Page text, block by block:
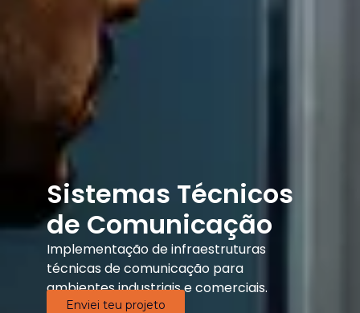
Sistemas Técnicos
de Comunicação
Implementação de infraestruturas
técnicas de comunicação para
ambientes industriais e comerciais.
Enviei teu projeto